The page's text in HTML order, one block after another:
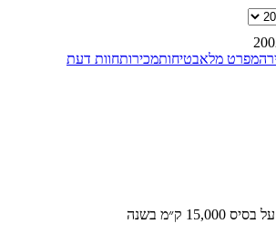
מפרט מלאבטיחותמכירותחוות דעת
ק״מ בשנה